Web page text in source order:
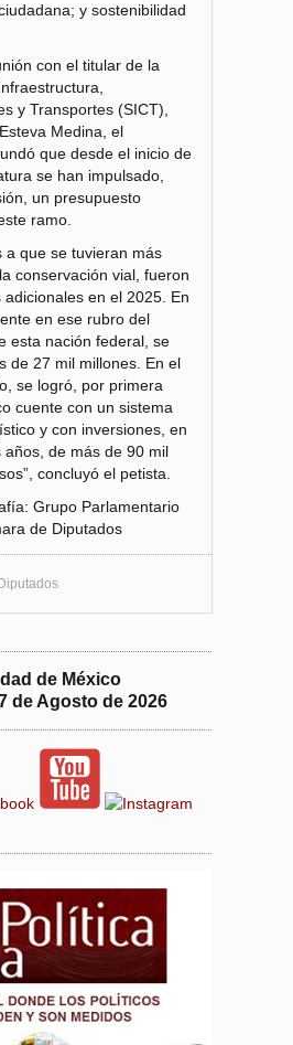
y sostenibilidad
con el titular de la
y Transportes (SICT),
Medina, el
que desde el inicio de
se han impulsado,
un presupuesto
ramo.
a que se tuvieran más
conservación vial, fueron
adicionales en el 2025. En
en ese rubro del
esta nación federal, se
de 27 mil millones. En el
se logró, por primera
cuente con un sistema
y con inversiones, en
años, de más de 90 mil
concluyó el petista.
Grupo Parlamentario
de Diputados
de México
de Agosto de 2026